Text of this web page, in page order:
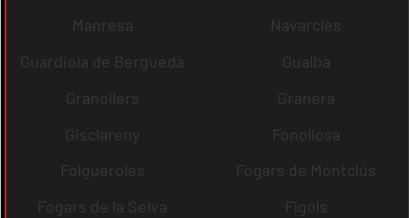
Manresa
Navarcles
Guardiola de Berguedà
Gualba
Granollers
Granera
Gisclareny
Fonollosa
Folgueroles
Fogars de Montclús
Fogars de la Selva
Fígols